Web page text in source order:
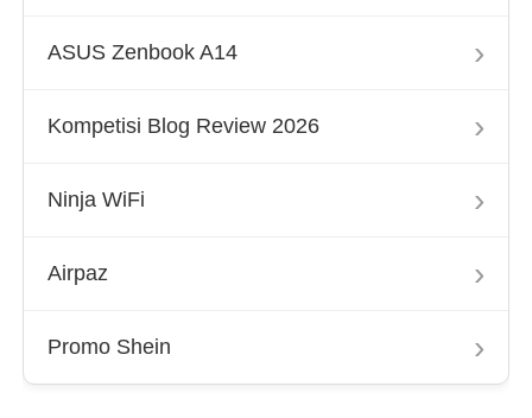
ASUS Zenbook A14 ›
Kompetisi Blog Review 2026 ›
Ninja WiFi ›
Airpaz ›
Promo Shein ›